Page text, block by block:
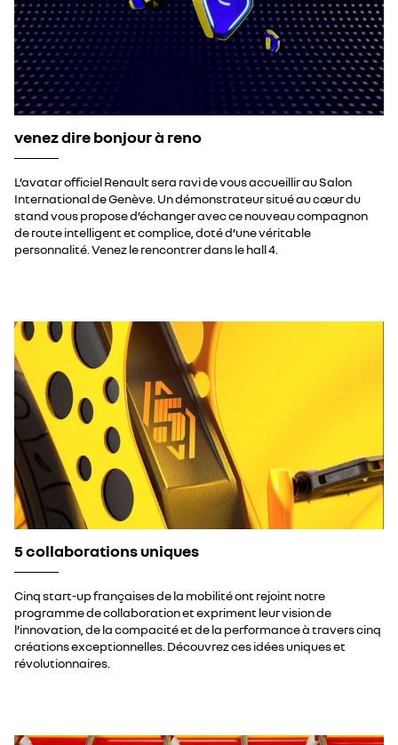
venez dire bonjour à reno
L’avatar officiel Renault sera ravi de vous accueillir au Salon
International de Genève. Un démonstrateur situé au cœur du
stand vous propose d’échanger avec ce nouveau compagnon
de route intelligent et complice, doté d’une véritable
personnalité. Venez le rencontrer dans le hall 4.
5 collaborations uniques
Cinq start-up françaises de la mobilité ont rejoint notre
programme de collaboration et expriment leur vision de
l’innovation, de la compacité et de la performance à travers cinq
créations exceptionnelles. Découvrez ces idées uniques et
révolutionnaires.